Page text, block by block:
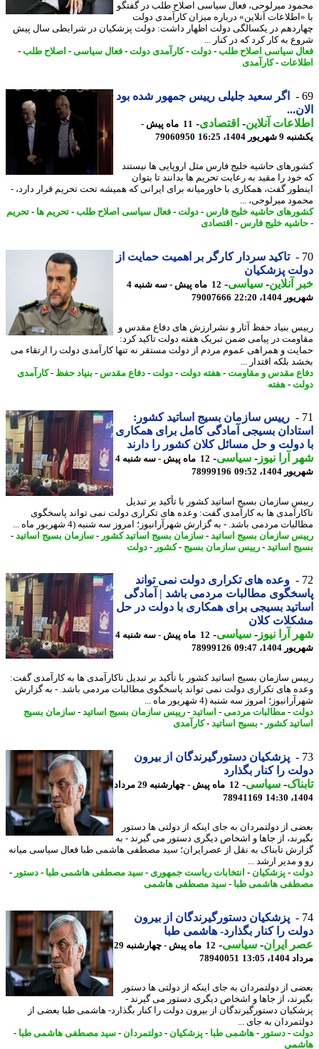
میرلوحی، فعال سیاسی اصلاح طلب در گفتگو
آنلاین» درباره میزان کارآمدی دولت
در یکسالگی دولت اظهار داشت: دولت پزشکیان در شرایطی سال پیش
به کار کرد که در کنار ...
سیاسی اصلاح طلب-دولت-کارآمدی دولت-فعال سیاسی-اصلاح طلب-
-کارآمدی
اگر سعید جلیلی رییس جمهور شده بود
آنلاین-اقتصادی-
11 ماه پیش -
1404، 16:25
79060950
حاشیه خلیج فارس مثل اروپایی ها نیستند
را مقید به رعایت تحریم ها بدانند تا بتوان
گفت، همکاری با خاورمیانه برای ایرانی که همیشه تحت تحریم قرار دارد، -
میرلوحی، ...
حاشیه خلیج فارس-دولت-فعال سیاسی اصلاح طلب-تحریم ها- تحریم
خلیج فارس-اقتصادی
تاکید سردار کارگر بر اهمیت حمایت از
پزشکیان
آنلاین-سیاسی-
12 ماه پیش - سه شنبه 4
22:20
79007666
بنیاد حفظ آثار و نشرارزش های دفاع مقدس و
در پیامی ضمن تبریک هفته دولت تاکید کرد:
و همراهی عموم مردم از دولت مستقر نه تنها کارآمدی دولت را ارتقاء می
بلکه اقتدار ...
مقدس و مقاومت-هفته دولت-دولت-دفاع مقدس-بنیاد حفظ-کارآمدی
-هفته
رییس سازمان بسیج اساتید کشور:
بسیجی آمادگی کامل برای همکاری
دولت و حل مسائل کلان کشور را دارند
آرا نیوز-سیاسی-
12 ماه پیش - سه شنبه 4
09:52
78999196
سازمان بسیج اساتید کشور با تأکید بر تبدیل
ها به کارآمدی گفت: وعده های تکراری دولت نمی تواند پاسخگوی
مردمی باشد. - به گزارش شهرآرانیوز؛ امروز سه شنبه (4 شهریور ماه ...
سازمان بسیج اساتید-سازمان بسیج اساتید کشور-سازمان بسیج اساتید-
اساتید-رییس سازمان بسیج-کشور-دولت
وعده های تکراری دولت نمی تواند
مطالبات مردمی باشد | آمادگی
بسیجی برای همکاری با دولت در حل
کلان
آرا نیوز-سیاسی-
12 ماه پیش - سه شنبه 4
09:47
78999126
سازمان بسیج اساتید کشور با تأکید بر تبدیل ناکارآمدی ها به کارآمدی گفت:
های تکراری دولت نمی تواند پاسخگوی مطالبات مردمی باشد. - به گزارش
امروز سه شنبه (4 شهریور ماه ...
-مطالبات مردمی -اساتید-رییس سازمان بسیج اساتید-سازمان بسیج
کشور-بسیج اساتید-کارآمدی
پزشکیان دستورگیرندگان از بیرون
را کنار بگذارد
-سیاسی-
12 ماه پیش - چهارشنبه 29 مرداد
78941169
از دولتمردان به جای اینکه از دولتی ها دستور
از جاها و اشخاص دیگری دستور می گیرند - به
تابناک به نقل از عصرایران؛ سید مصطفی هاشمی طبا فعال سیاسی میانه
مدیر ارشد ...
-پزشکیان-انتخابات ریاست جمهوری- سید مصطفی هاشمی طبا-دستور-
هاشمی طبا-سید مصطفی هاشمی
پزشکیان دستورگیرندگان از بیرون
را کنار بگذارد- هاشمی طبا
ایران- سیاسی-
12 ماه پیش - چهارشنبه 29
13:05
78940051
از دولتمردان به جای اینکه از دولتی ها دستور
از جاها و اشخاص دیگری دستور می گیرند -
دستورگیرندگان از بیرون دولت را کنار بگذارد- هاشمی طبا بعضی از
به جای ...
-دستور-هاشمی طبا-پزشکیان-دولتمردان - سید مصطفی هاشمی طبا-